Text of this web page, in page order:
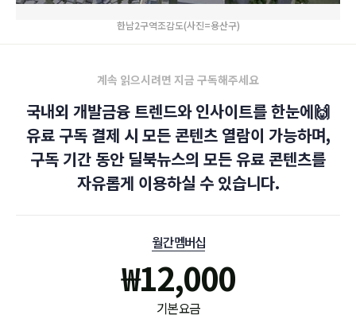
한남2구역조감도(사진=용산구)
계속 읽으시려면 지금 구독해주세요
국내외 개발금융 트렌드와 인사이트를 한눈에🙌
유료 구독 결제 시 모든 콘텐츠 열람이 가능하며,
구독 기간 동안 딜북뉴스의 모든 유료 콘텐츠를
자유롭게 이용하실 수 있습니다.
월간 멤버십
₩12,000
기본 요금